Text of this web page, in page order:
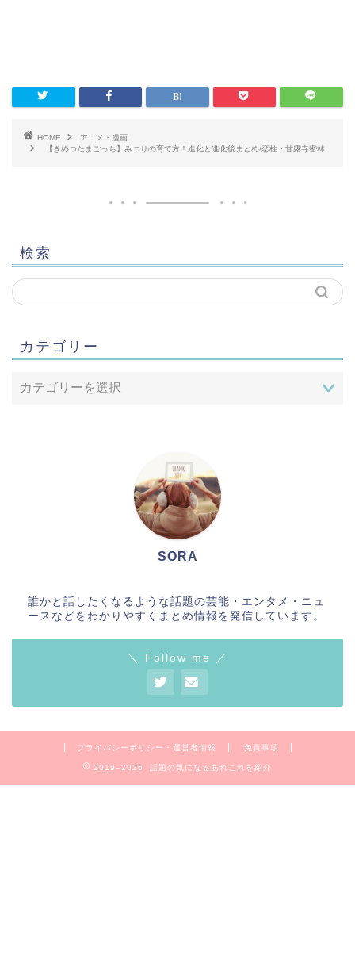
HOME
アニメ・漫画
【きめつたまごっち】みつりの育て方！進化と進化後まとめ/恋柱・甘露寺密林
検索
カテゴリー
SORA
誰かと話したくなるような話題の芸能・エンタメ・ニュ
ースなどをわかりやすくまとめ情報を発信しています。
＼ Follow me ／
プライバシーポリシー・運営者情報 免責事項
2019–2026 話題の気になるあれこれを紹介